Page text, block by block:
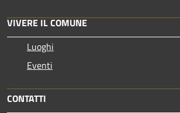
VIVERE IL COMUNE
Luoghi
Eventi
CONTATTI